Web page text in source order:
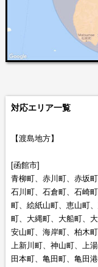
対応エリア一覧
【渡島地方】
[函館市]
青柳町、赤川町、赤坂
石川町、石倉町、石崎
町、絵紙山町、恵山町
町、大縄町、大船町、
安山町、海岸町、柏木
上新川町、神山町、上
田本町、亀田町、亀田